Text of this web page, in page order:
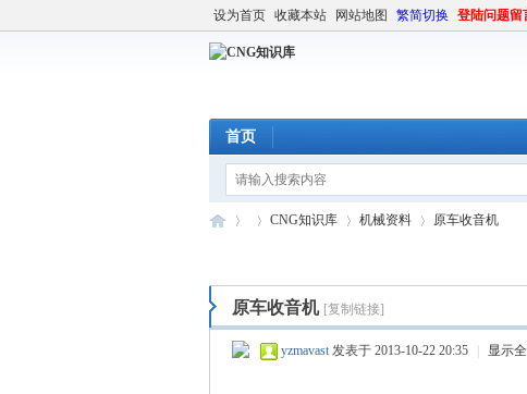
设为首页 收藏本站 网站地图 繁简切换 登陆问题留
首页
C » ›
CNG知识库
›
机械资料 原车收音机
原车收音机 [复制链接]
yzmavast 发表于 2013-10-22 20:35 显示